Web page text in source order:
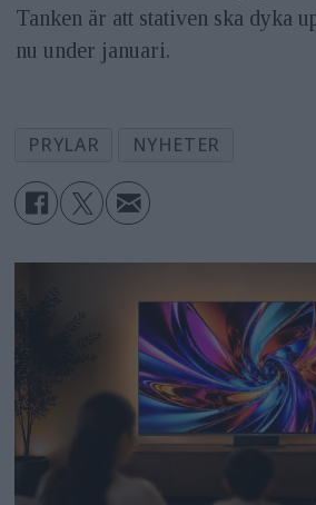
Tanken är att stativen ska dyka
nu under januari.
PRYLAR NYHETER